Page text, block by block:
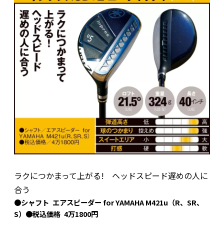
ラクにつかまって上がる! ヘッドスピード遅めの人に
合う
●シャフト エアスピーダー for YAMAHA M421u（R、SR、
S）●税込価格 4万1800円